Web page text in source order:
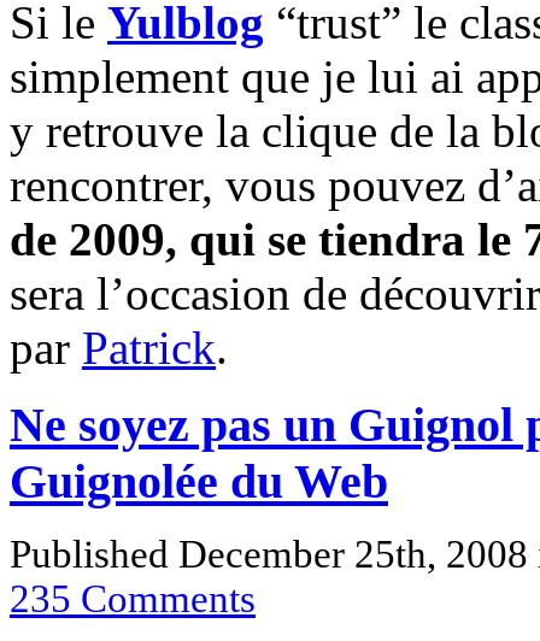
Si le Yulblog “trust” le
simplement que je lui ai
y retrouve la clique de la
rencontrer, vous pouvez
de 2009, qui se tiendra
sera l’occasion de
par Patrick.
Ne soyez pas un Guignol
Guignolée du Web
Published December 25th, 2008
235 Comments